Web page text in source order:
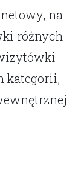
na
różnych
kategorii,